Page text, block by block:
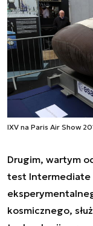
IXV na Paris Air Show
Drugim, wartym
test Intermediate
kosmicznego,